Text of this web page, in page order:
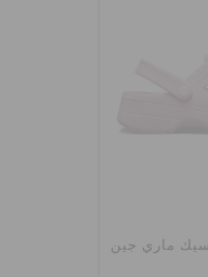
ماري جين